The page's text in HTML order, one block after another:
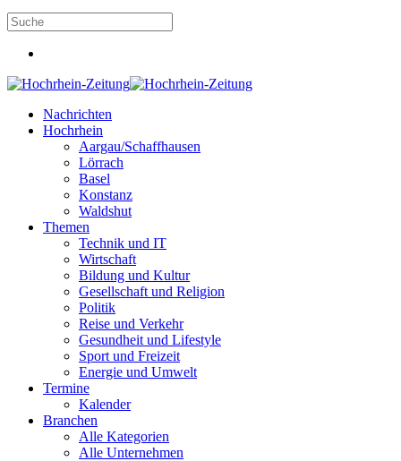
Nachrichten
Hochrhein
Aargau/Schaffhausen
Lörrach
Basel
Konstanz
Waldshut
Themen
Technik und IT
Wirtschaft
Bildung und Kultur
Gesellschaft und Religion
Politik
Reise und Verkehr
Gesundheit und Lifestyle
Sport und Freizeit
Energie und Umwelt
Termine
Kalender
Branchen
Alle Kategorien
Alle Unternehmen